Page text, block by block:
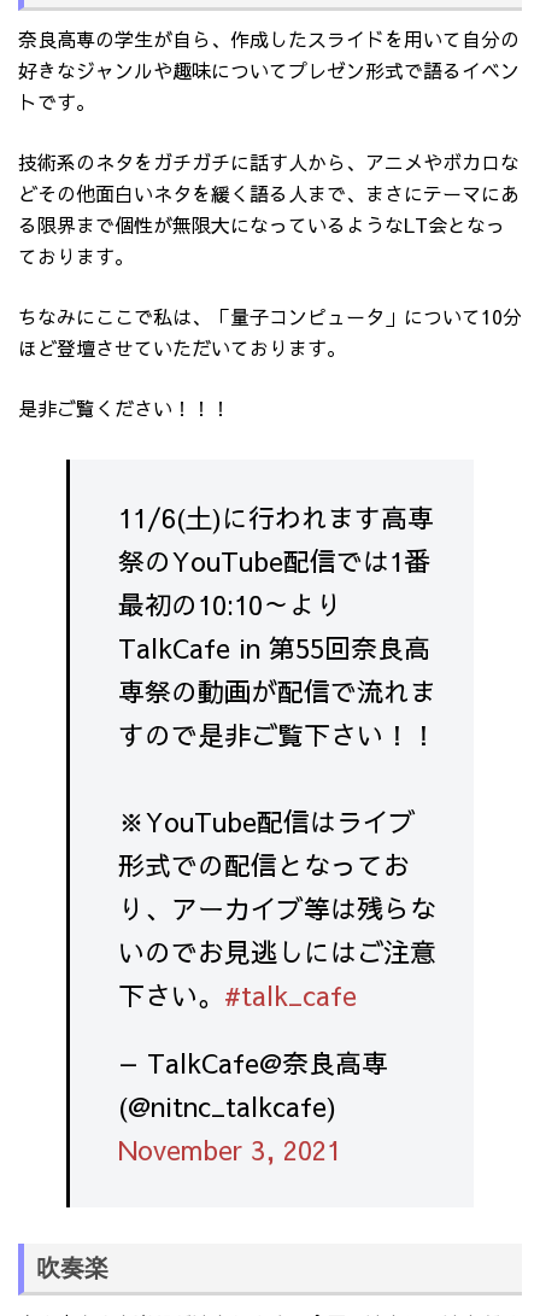
奈良高専の学生が自ら、作成したスライドを用いて自分の
好きなジャンルや趣味についてプレゼン形式で語るイベン
トです。
技術系のネタをガチガチに話す人から、アニメやボカロな
どその他面白いネタを緩く語る人まで、まさにテーマにあ
る限界まで個性が無限大になっているようなLT会となっ
ております。
ちなみにここで私は、「量子コンピュータ」について10分
ほど登壇させていただいております。
是非ご覧ください！！！
11/6(土)に行われます高専
祭のYouTube配信では1番
最初の10:10～より
TalkCafe in 第55回奈良高
専祭の動画が配信で流れま
すので是非ご覧下さい！！
※YouTube配信はライブ
形式での配信となってお
り、アーカイブ等は残らな
いのでお見逃しにはご注意
下さい。 #talk_cafe
— TalkCafe@奈良高専
(@nitnc_talkcafe)
November 3, 2021
吹奏楽